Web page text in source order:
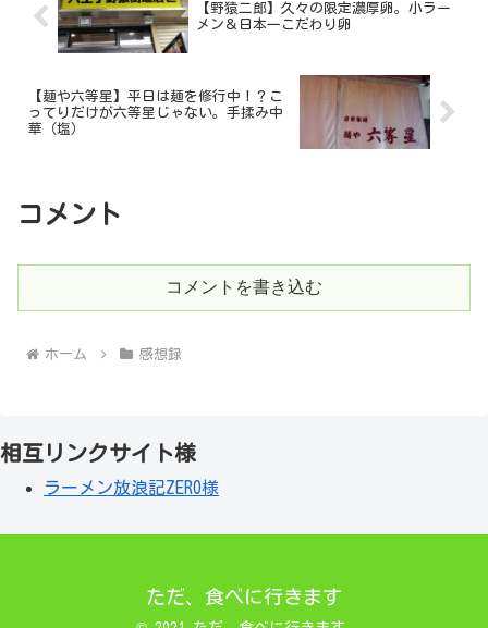
【野猿二郎】久々の限定濃厚卵。小ラー
メン＆日本一こだわり卵
【麺や六等星】平日は麺を修行中！？こ
ってりだけが六等星じゃない。手揉み中
華（塩）
コメント
コメントを書き込む
ホーム 感想録
相互リンクサイト様
ラーメン放浪記ZERO様
ただ、食べに行きます